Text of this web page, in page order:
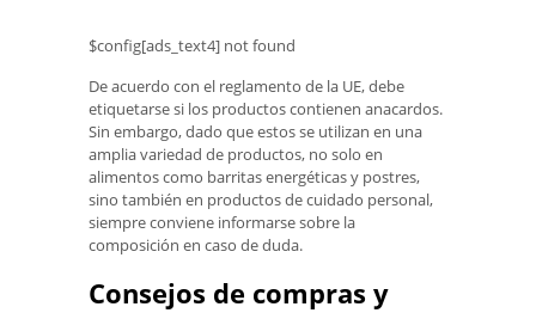
$config[ads_text4] not found
De acuerdo con el reglamento de la UE, debe
etiquetarse si los productos contienen anacardos.
Sin embargo, dado que estos se utilizan en una
amplia variedad de productos, no solo en
alimentos como barritas energéticas y postres,
sino también en productos de cuidado personal,
siempre conviene informarse sobre la
composición en caso de duda.
Consejos de compras y